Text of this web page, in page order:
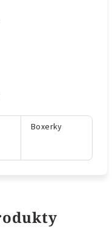
Boxerky